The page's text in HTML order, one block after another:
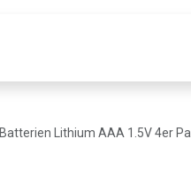
Batterien Lithium AAA 1.5V 4er